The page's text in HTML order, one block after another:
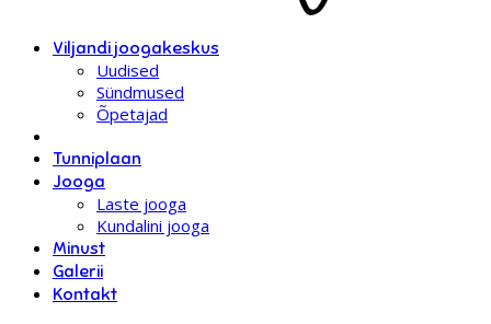
Viljandi joogakeskus
Uudised
Sündmused
Õpetajad
Tunniplaan
Jooga
Laste jooga
Kundalini jooga
Minust
Galerii
Kontakt